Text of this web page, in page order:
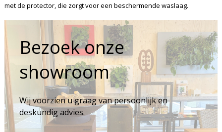
met de protector, die zorgt voor een beschermende waslaag.
Bezoek onze
showroom
Wij voorzien u graag van persoonlijk en
deskundig advies.